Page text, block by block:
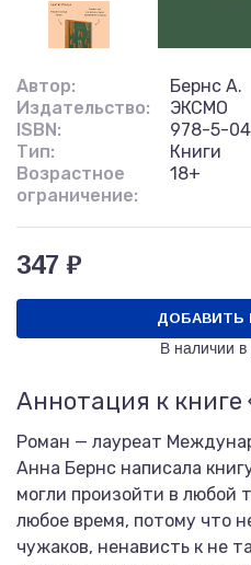
Автор:
Бернс А.
Издательство:
ЭКСМО
ISBN:
978-5-
Тип:
Книги
Возрастное
ограничение:
18+
347 ₽
ДОБАВИТЬ
В наличии в
Аннотация к
Роман — лауреат
Анна Бернс написала
могли произойти в любой
любое время, потому что
чужаков, ненависть к не